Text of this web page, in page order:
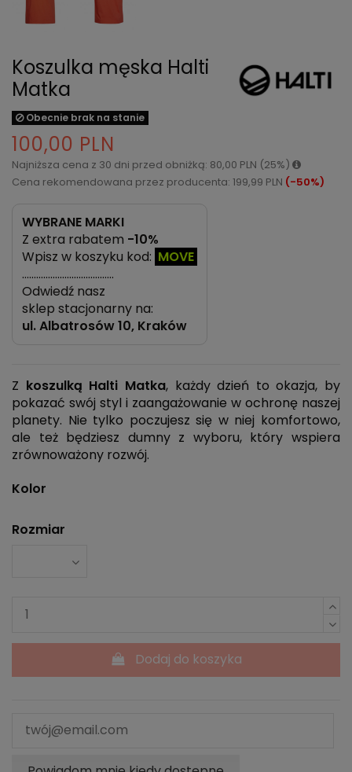
Koszulka męska Halti
Matka
Obecnie brak na stanie
100,00 PLN
Najniższa cena z 30 dni przed obniżką: 80,00 PLN (25%)
Cena rekomendowana przez producenta: 199,99 PLN (-50%)
WYBRANE MARKI
Z extra rabatem -10%
Wpisz w koszyku kod: MOVE
…………………………………
Odwiedź nasz
sklep stacjonarny na:
ul.Albatrosów 10, Kraków
Z koszulką Halti Matka, każdy dzień to okazja, by
pokazać swój styl i zaangażowanie w ochronę naszej
planety. Nie tylko poczujesz się w niej komfortowo,
ale też będziesz dumny z wyboru, który wspiera
zrównoważony rozwój.
Kolor
Rozmiar
Dodaj do koszyka